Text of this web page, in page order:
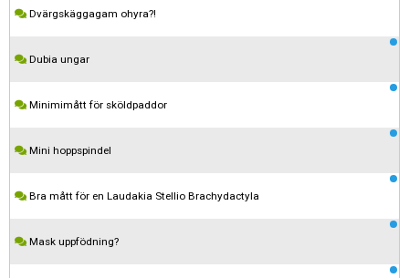
Dvärgskäggagam ohyra?!
Dubia ungar
Minimimått för sköldpaddor
Mini hoppspindel
Bra mått för en Laudakia Stellio Brachydactyla
Mask uppfödning?